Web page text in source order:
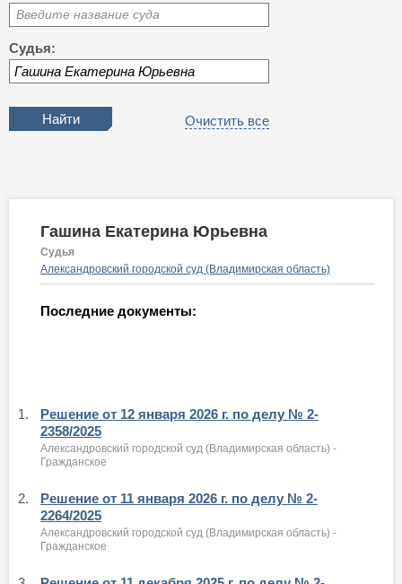
Введите название суда
Судья:
Очистить все
Гашина Екатерина Юрьевна
Судья
Александровский городской суд (Владимирская область)
Последние документы:
1.
Решение от 12 января 2026 г. по делу № 2-
2358/2025
Александровский городской суд (Владимирская область) -
Гражданское
2.
Решение от 11 января 2026 г. по делу № 2-
2264/2025
Александровский городской суд (Владимирская область) -
Гражданское